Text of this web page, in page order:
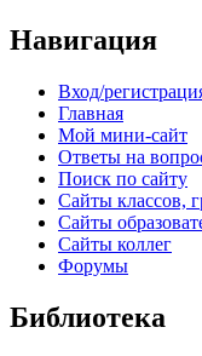
Навигация
Вход/
Главная
Мой мини-сайт
Ответы на
Поиск по сайту
Сайты классов,
Сайты
Сайты коллег
Форумы
Библиотека